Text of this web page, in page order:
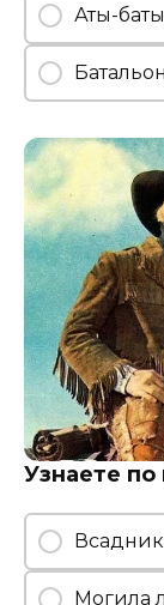
Аты-
Узнаете
Могила